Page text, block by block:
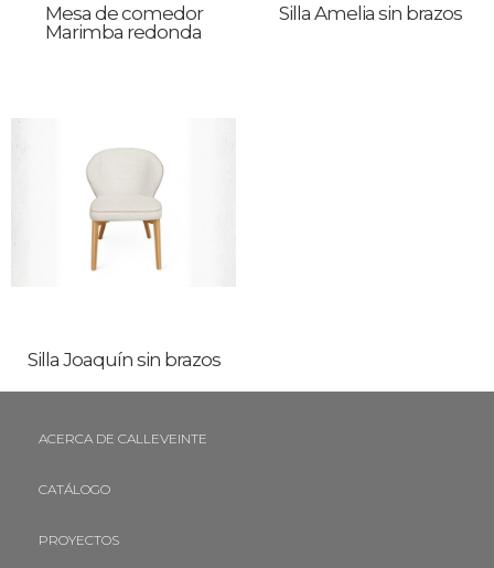
Mesa de comedor
Marimba redonda
Silla Amelia sin brazos
Silla Joaquín sin brazos
ACERCA DE CALLEVEINTE
CATÁLOGO
PROYECTOS